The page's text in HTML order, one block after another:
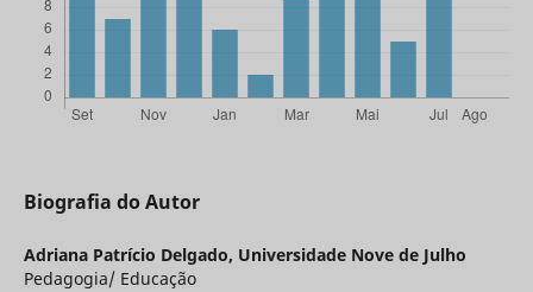
Biografia do Autor
Adriana Patrício Delgado, Universidade Nove de Julho
Pedagogia/ Educação